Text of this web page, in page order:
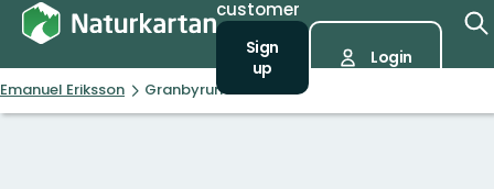
customer
Sign
up
Login
Emanuel Eriksson Granbyrundan